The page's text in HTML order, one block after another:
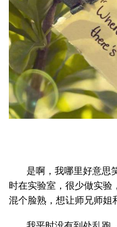
是啊，我哪里好意思
时在实验室，很少做实验
混个脸熟，想让师兄师姐